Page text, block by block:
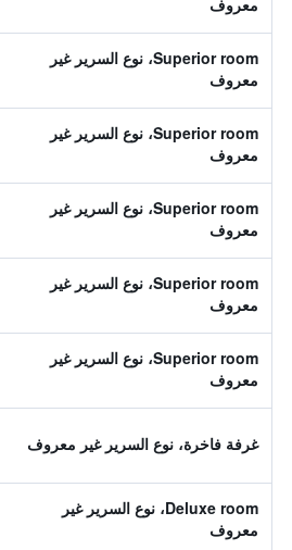
معروف
Superior room، نوع السرير غير
معروف
Superior room، نوع السرير غير
معروف
Superior room، نوع السرير غير
معروف
Superior room، نوع السرير غير
معروف
Superior room، نوع السرير غير
معروف
غرفة فاخرة، نوع السرير غير معروف
Deluxe room، نوع السرير غير
معروف